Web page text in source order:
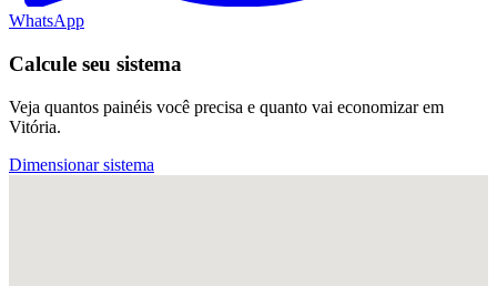
WhatsApp
Calcule seu sistema
Veja quantos painéis você precisa e quanto vai economizar em
Vitória.
Dimensionar sistema